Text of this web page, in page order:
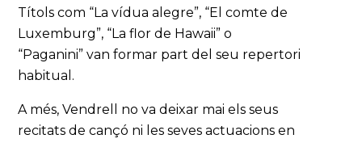
Títols com “La vídua alegre”, “El comte de
Luxemburg”, “La flor de Hawaii” o
“Paganini” van formar part del seu repertori
habitual.
A més, Vendrell no va deixar mai els seus
recitats de cançó ni les seves actuacions en